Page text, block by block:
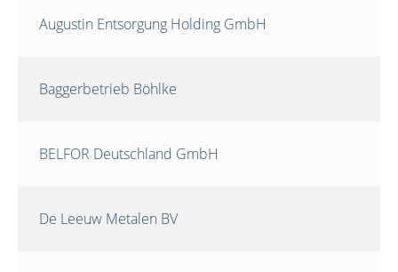
Augustin Entsorgung Holding GmbH
Baggerbetrieb Böhlke
BELFOR Deutschland GmbH
De Leeuw Metalen BV